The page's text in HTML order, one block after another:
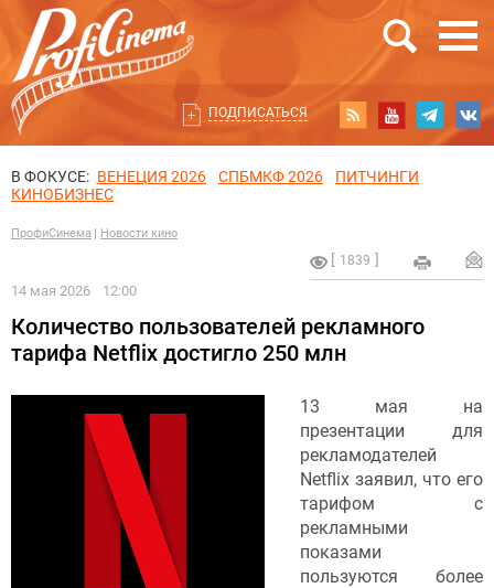
ПОДПИСАТЬСЯ
В ФОКУСЕ: ВЕНЕЦИЯ 2026 СПБМКФ 2026
ПИТЧИНГИ
КИНОБИЗНЕС
ПрофиСинема Новости кино
1839
14 мая 2026 12:00
Количество пользователей рекламного
тарифа Netflix достигло 250 млн
13 мая на
презентации для
рекламодателей
Netflix заявил, что его
тарифом с
рекламными
показами
пользуются более